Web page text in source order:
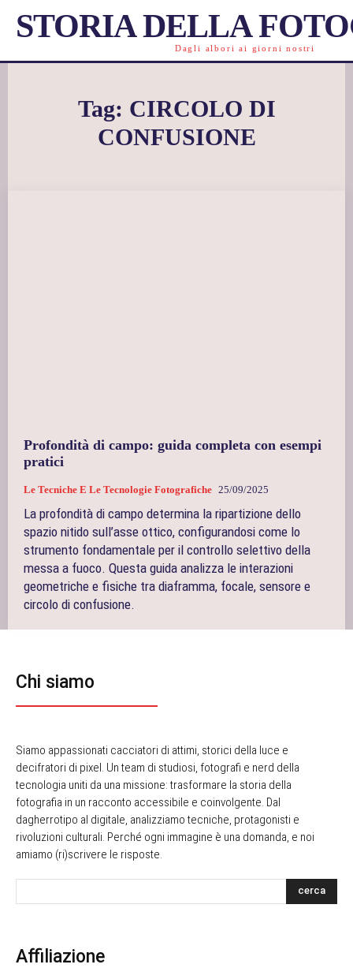
STORIA DELLA
Dagli albori ai giorni nostri
Tag: CIRCOLO DI
CONFUSIONE
Profondità di campo: guida completa con esempi
pratici
Le Tecniche E Le Tecnologie Fotografiche 25/09/2025
La profondità di campo determina la ripartizione dello
spazio nitido sull’asse ottico, configurandosi come lo
strumento fondamentale per il controllo selettivo della
messa a fuoco. Questa guida analizza le interazioni
geometriche e fisiche tra diaframma, focale, sensore e
circolo di confusione.
Chi siamo
Siamo appassionati cacciatori di attimi, storici della luce e
decifratori di pixel. Un team di studiosi, fotografi e nerd della
tecnologia uniti da una missione: trasformare la storia della
fotografia in un racconto accessibile e coinvolgente. Dal
dagherrotipo al digitale, analizziamo tecniche, protagonisti e
rivoluzioni culturali. Perché ogni immagine è una domanda, e noi
amiamo (ri)scrivere le risposte.
cerca
Affiliazione